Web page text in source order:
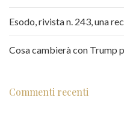
Esodo, rivista n. 243, una
Cosa cambierà con Trump
Commenti recenti